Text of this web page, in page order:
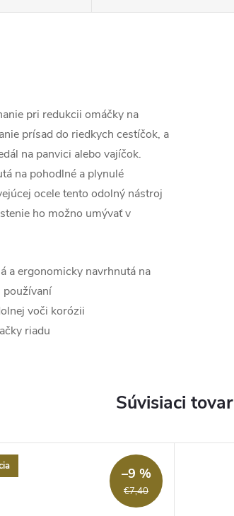
pri redukcii omáčky na
prísad do riedkych cestíčok, a
na panvici alebo vajíčok.
na pohodlné a plynulé
ocele tento odolný nástroj
ho možno umývať v
a ergonomicky navrhnutá na
používaní
voči korózii
riadu
Súvisiaci tovar
€7,40
–9 %